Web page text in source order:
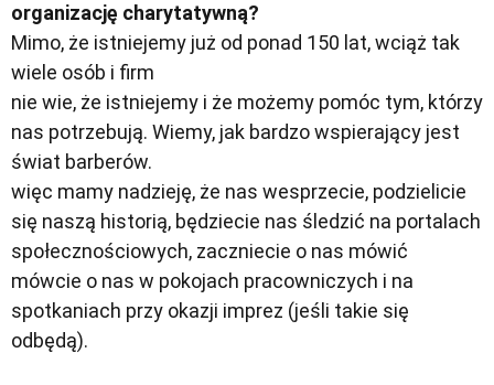
organizację charytatywną?
Mimo, że istniejemy już od ponad 150 lat, wciąż tak
wiele osób i firm
nie wie, że istniejemy i że możemy pomóc tym, którzy
nas potrzebują. Wiemy, jak bardzo wspierający jest
świat barberów.
więc mamy nadzieję, że nas wesprzecie, podzielicie
się naszą historią, będziecie nas śledzić na portalach
społecznościowych, zaczniecie o nas mówić
mówcie o nas w pokojach pracowniczych i na
spotkaniach przy okazji imprez (jeśli takie się
odbędą).